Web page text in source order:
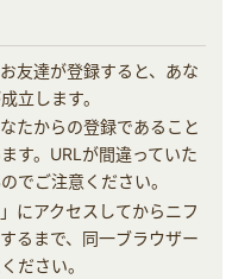
友達が登録すると、あな
立します。
たからの登録であること
す。URLが間違っていた
でご注意ください。
にアクセスしてからニフ
るまで、同一ブラウザー
ださい。